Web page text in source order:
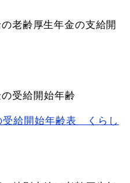
老齢厚生年金の支給開
受給開始年齢表 くらし